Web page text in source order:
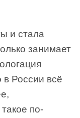
и стала
занимает
России всё
по-